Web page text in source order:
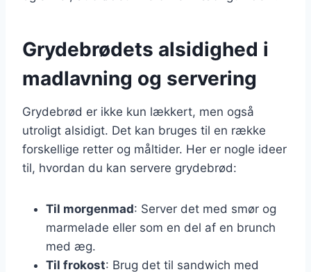
Grydebrødets alsidighed i
madlavning og servering
Grydebrød er ikke kun lækkert, men også
utroligt alsidigt. Det kan bruges til en række
forskellige retter og måltider. Her er nogle ideer
til, hvordan du kan servere grydebrød:
Til morgenmad: Server det med smør og
marmelade eller som en del af en brunch
med æg.
Til frokost: Brug det til sandwich med